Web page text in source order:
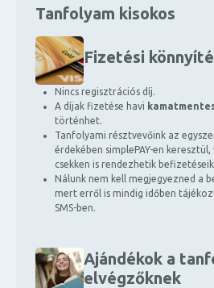
Tanfolyam kisokos
Fizetési
Nincs regisztrációs díj.
A díjak fizetése havi
történhet.
Tanfolyami résztvevőink az
érdekében simplePAY-en
csekken is rendezhetik
Nálunk nem kell megjegyezned a
mert erről is mindig időben
SMS-ben.
Ajándékok a
elvégzőknek